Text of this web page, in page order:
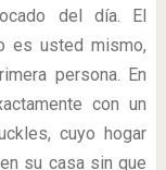
del día. El
es usted mismo,
persona. En
con un
cuyo hogar
su casa sin que